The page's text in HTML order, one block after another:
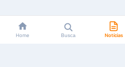
Home Busca Notícias